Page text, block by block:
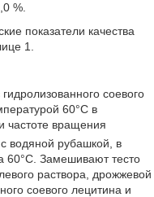
%.
показатели качества
1.
соевого
60°С в
частоте вращения
водяной рубашкой, в
60°С. Замешивают тесто
раствора, дрожжевой
соевого лецитина и